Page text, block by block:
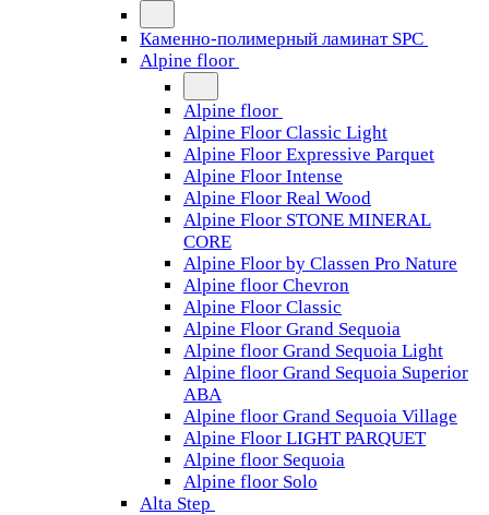
Каменно-полимерный ламинат SPC
Alpine floor
Alpine floor
Alpine Floor Classic Light
Alpine Floor Expressive Parquet
Alpine Floor Intense
Alpine Floor Real Wood
Alpine Floor STONE MINERAL
CORE
Alpine Floor by Classen Pro Nature
Alpine floor Chevron
Alpine Floor Classic
Alpine Floor Grand Sequoia
Alpine floor Grand Sequoia Light
Alpine floor Grand Sequoia Superior
ABA
Alpine floor Grand Sequoia Village
Alpine Floor LIGHT PARQUET
Alpine floor Sequoia
Alpine floor Solo
Alta Step